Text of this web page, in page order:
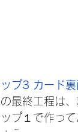
ップ3 カード
最終工程は
ップ１で作っ